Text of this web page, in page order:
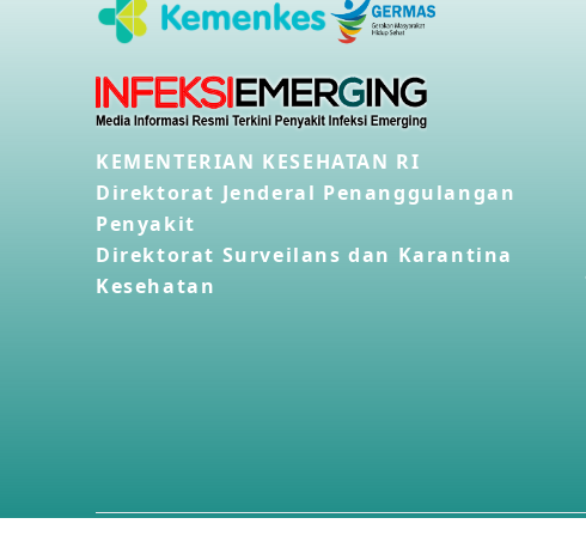
KEMENTERIAN KESEHATAN RI
Direktorat Jenderal Penanggulangan
Penyakit
Direktorat Surveilans dan Karantina
Kesehatan